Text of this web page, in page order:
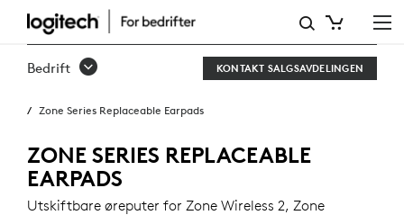
ZONE-
SERIEN
ØREPUTER
Bedrift KONTAKT SALGSAVDELINGEN
Zone Series Replaceable Earpads
ZONE SERIES REPLACEABLE
EARPADS
Utskiftbare øreputer for Zone Wireless 2, Zone